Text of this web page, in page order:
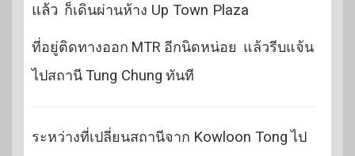
แล้ว ก็เดินผ่านห้าง Up Town Plaza
ที่อยู่ติดทางออก MTR อีกนิดหน่อย แล้วรีบแจ้น
ไปสถานีTung Chung ทันที
ระหว่างที่เปลี่ยนสถานีจาก Kowloon Tongไป